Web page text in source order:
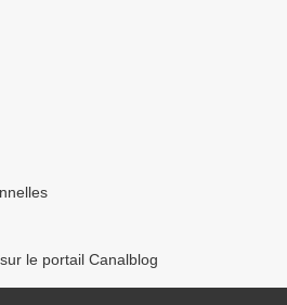
le portail Canalblog